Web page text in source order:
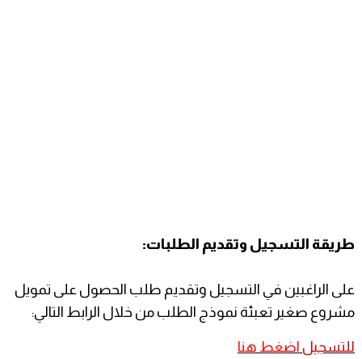
طريقة التسجيل وتقديم الطلبات:
على الراغبين في التسجيل وتقديم طلب الحصول على تمويل
مشروع صغير تعبئة نموذج الطلب من خلال الرابط التالي:
للتسجيل اضغط هنا